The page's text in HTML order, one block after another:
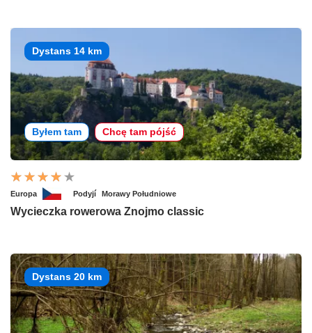
Dystans 14 km
Byłem tam Chcę tam pójść
Europa Podyjí Morawy Południowe
Wycieczka rowerowa Znojmo classic
Dystans 20 km